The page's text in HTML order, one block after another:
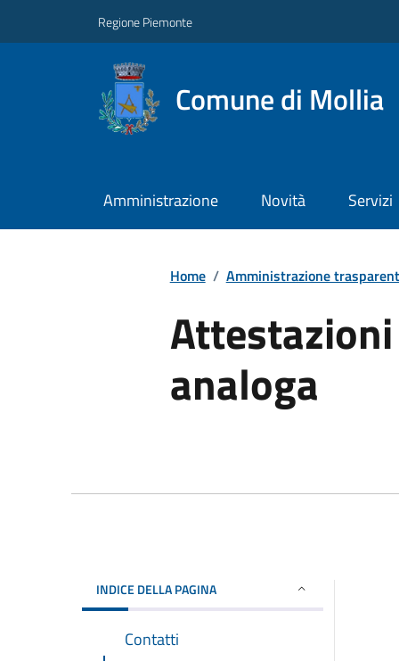
Regione Piemonte
Comune di Mollia
Amministrazione Novità Servizi
Home / Amministrazione
analoga
INDICE DELLA PAGINA
Contatti